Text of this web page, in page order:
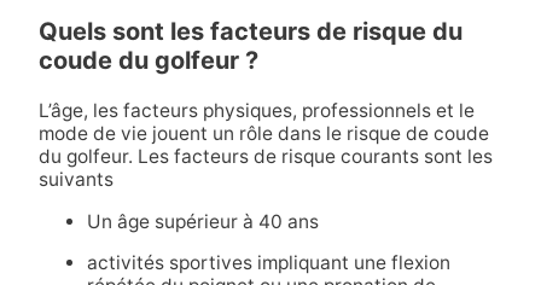
Quels sont les facteurs de risque du
coude du golfeur ?
L’âge, les facteurs physiques, professionnels et le
mode de vie jouent un rôle dans le risque de coude
du golfeur. Les facteurs de risque courants sont les
suivants
Un âge supérieur à 40 ans
activités sportives impliquant une flexion